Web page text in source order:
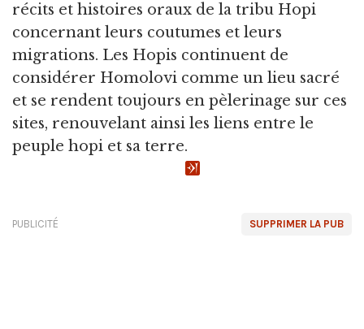
récits et histoires oraux de la tribu Hopi
concernant leurs coutumes et leurs
migrations. Les Hopis continuent de
considérer Homolovi comme un lieu sacré
et se rendent toujours en pèlerinage sur ces
sites, renouvelant ainsi les liens entre le
peuple hopi et sa terre.
SUPPRIMER LA PUB
PUBLICITÉ